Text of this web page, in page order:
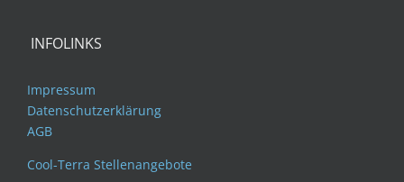
INFOLINKS
Impressum
Datenschutzerklärung
AGB
Cool-Terra Stellenangebote